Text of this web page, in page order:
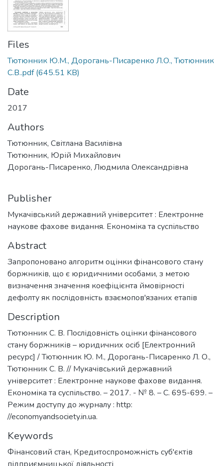
Files
Тютюнник Ю.М., Дорогань-Писаренко Л.О., Тютюнник
С.В..pdf(645.51 KB)
Date
2017
Authors
Тютюнник, Світлана Василівна
Тютюнник, Юрій Михайлович
Дорогань-Писаренко, Людмила Олександрівна
Publisher
Мукачівський державний університет : Електронне
наукове фахове видання. Економіка та суспільство
Abstract
Запропоновано алгоритм оцінки фінансового стану
боржників, що є юридичними особами, з метою
визначення значення коефіцієнта ймовірності
дефолту як послідовність взаємопов'язаних етапів
Description
Тютюнник С. В. Послідовність оцінки фінансового
стану боржників – юридичних осіб [Електронний
ресурс] / Тютюнник Ю. М., Дорогань-Писаренко Л. О.,
Тютюнник С. В. // Мукачівський державний
університет : Електронне наукове фахове видання.
Економіка та суспільство. – 2017. - № 8. – C. 695-699. –
Режим доступу до журналу : http:
//economyandsociety.in.ua.
Keywords
Фінансовий стан, Кредитоспроможність суб'єктів